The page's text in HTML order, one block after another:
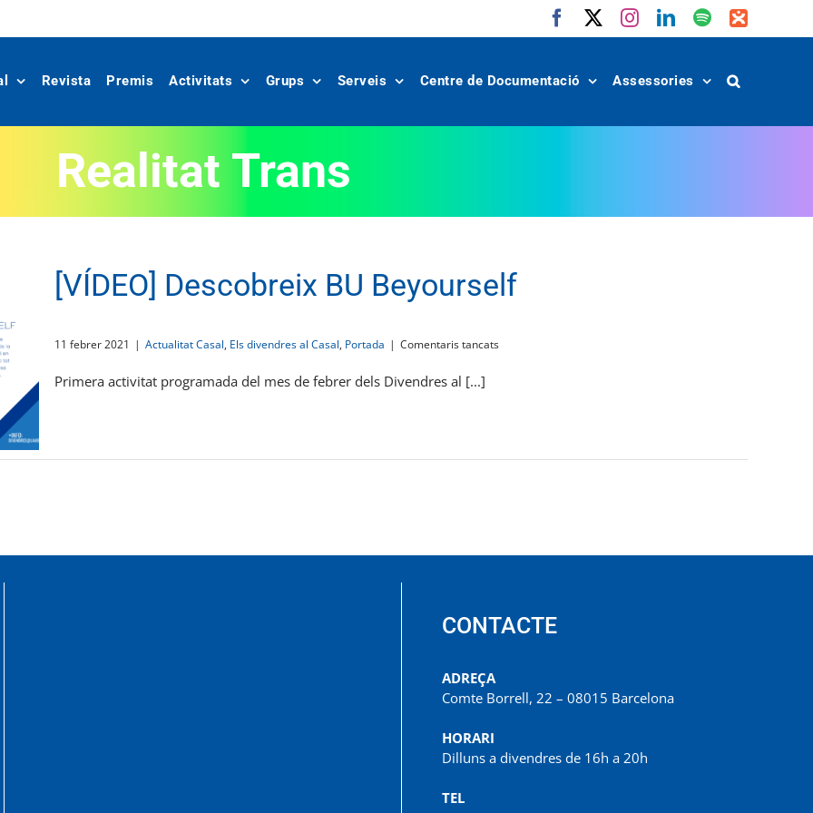
FacebookInstagram
LinkedIn
Spotify
IVoox
Revista Premis Activitats Grups Serveis Centre de Documentació Assessories
Realitat Trans
[VÍDEO] Descobreix BU Beyourself
11 febrer 2021 | Actualitat Casal, Els divendres al Casal, Portada | Comentaris tancatsa
Primera activitat programada del mes de febrer dels Divendres al [...]
CONTACTE
ADREÇA
Comte Borrell, 22 – 08015 Barcelona
HORARI
Dilluns a divendres de 16h a 20h
TEL